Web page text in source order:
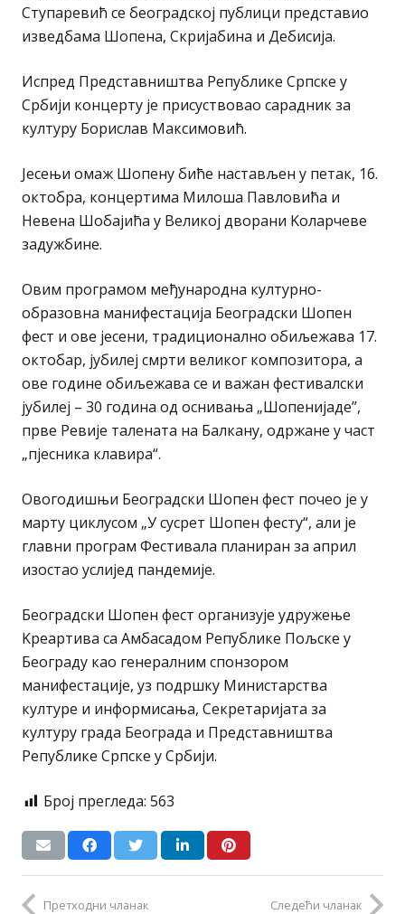
Ступаревић се београдској публици представио
изведбама Шопена, Скријабина и Дебисија.
Испред Представништва Републике Српске у
Србији концерту је присуствовао сарадник за
културу Борислав Максимовић.
Јесењи омаж Шопену биће настављен у петак, 16.
октобра, концертима Милоша Павловића и
Невена Шобајића у Великој дворани Kоларчеве
задужбине.
Овим програмом међународна културно-
образовна манифестација Београдски Шопен
фест и ове јесени, традиционално обиљежава 17.
октобар, јубилеј смрти великог композитора, а
ове године обиљежава се и важан фестивалски
јубилеј – 30 година од оснивања „Шопенијаде”,
прве Ревије талената на Балкану, одржане у част
„пјесника клавира“.
Овогодишњи Београдски Шопен фест почео је у
марту циклусом „У сусрет Шопен фесту“, али је
главни програм Фестивала планиран за април
изостао услијед пандемије.
Београдски Шопен фест организује удружење
Kреартива са Амбасадом Републике Пољске у
Београду као генералним спонзором
манифестације, уз подршку Министарства
културе и информисања, Секретаријата за
културу града Београда и Представништва
Републике Српске у Србији.
Број прегледа: 563
Претходни чланак Следећи чланак